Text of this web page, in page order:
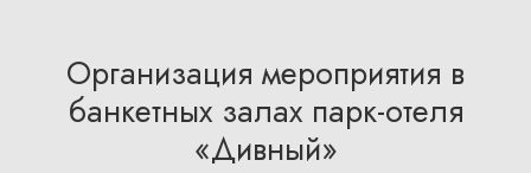
Организация мероприятия в
банкетных залах парк-отеля
«Дивный»